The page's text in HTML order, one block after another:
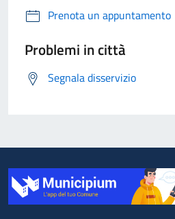
Prenota un appuntamento
Problemi in città
Segnala disservizio